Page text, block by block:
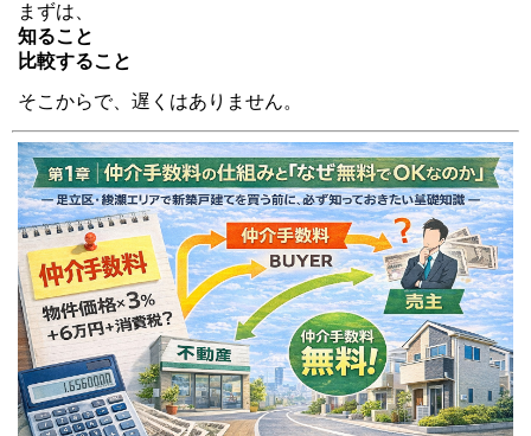
まずは、
知ること
比較すること
そこからで、遅くはありません。